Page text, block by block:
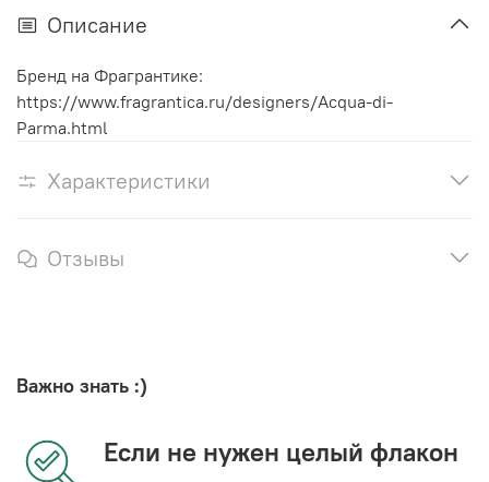
Описание
Бренд на Фрагрантике:
https://www.fragrantica.ru/designers/Acqua-di-
Parma.html
Характеристики
Отзывы
Важно знать :)
Если не нужен целый флакон